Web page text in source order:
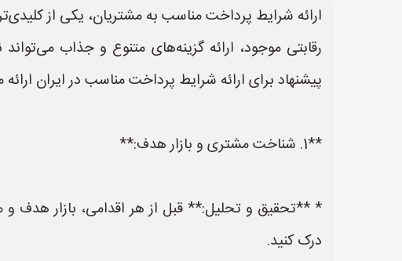
ارائه شرایط پرداخت مناسب به مشتریان، یکی از
رقابتی موجود، ارائه گزینه‌های متنوع و جذاب
پیشنهاد برای ارائه شرایط پرداخت مناسب در ایران
**1. شناخت مشتری و بازار هدف:**
* **تحقیق و تحلیل:** قبل از هر اقدامی، بازار هدف و
درک کنید.